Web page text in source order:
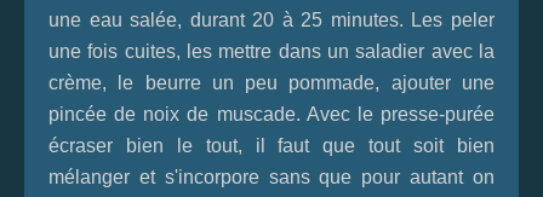
une eau salée, durant 20 à 25 minutes. Les peler
une fois cuites, les mettre dans un saladier avec la
crème, le beurre un peu pommade, ajouter une
pincée de noix de muscade. Avec le presse-purée
écraser bien le tout, il faut que tout soit bien
mélanger et s'incorpore sans que pour autant on